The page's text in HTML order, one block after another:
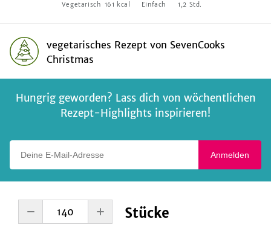
Vegetarisch 161 kcal Einfach 1,2 Std.
vegetarisches Rezept von SevenCooks
Christmas
Hungrig geworden? Lass dich von wöchentlichen
Rezept-Highlights inspirieren!
Anmelden
Stücke